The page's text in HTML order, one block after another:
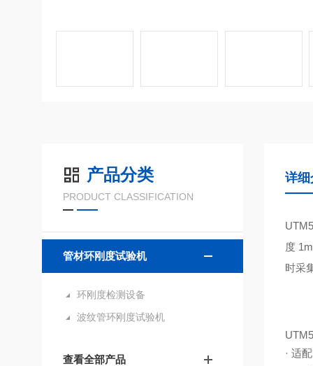
产品分类
PRODUCT CLASSIFICATION
管材环刚度试验机
环刚度检测设备
波纹管环刚度试验机
查看全部产品
详细
度
时采
· 适